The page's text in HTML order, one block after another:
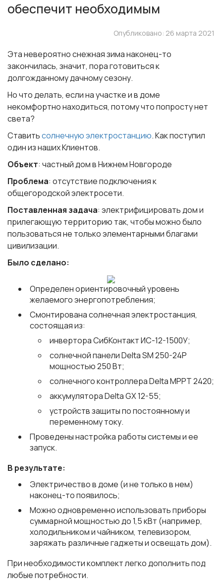
обеспечит необходимым
Опубликовано: 26 марта 2021
Эта невероятно снежная зима наконец-то
закончилась, значит, пора готовиться к
долгожданному дачному сезону.
Но что делать, если на участке и в доме
некомфортно находиться, потому что попросту нет
света?
Ставитьсолнечную электростанцию. Как поступил
один из наших Клиентов.
Объект: частный дом в Нижнем Новгороде
Проблема: отсутствие подключения к
общегородской электросети.
Поставленная задача: электрифицировать дом и
прилегающую территорию так, чтобы можно было
пользоваться не только элементарными благами
цивилизации.
Было сделано:
Определен ориентировочный уровень
желаемого энергопотребления;
Смонтирована солнечная электростанция,
состоящая из:
инвертора СибКонтакт ИС-12-1500У;
солнечной панели Delta SM 250-24P
мощностью 250 Вт;
солнечного контроллера Delta МРРТ 2420;
аккумулятора Delta GX 12-55;
устройств защиты по постоянному и
переменному току.
Проведены настройка работы системы и ее
запуск.
В результате:
Электричество в доме (и не только в нем)
наконец-то появилось;
Можно одновременно использовать приборы
суммарной мощностью до 1,5 кВт (например,
холодильником и чайником, телевизором,
заряжать различные гаджеты и освещать дом).
При необходимости комплект легко дополнить под
любые потребности.